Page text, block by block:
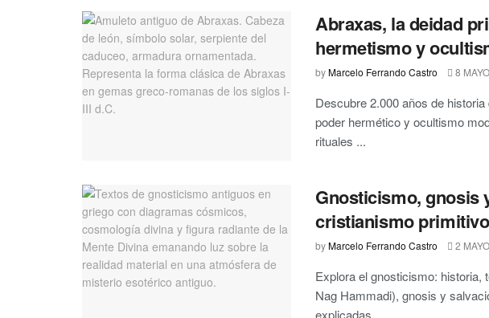
Abraxas, la deidad
hermetismo y
byMarcelo Ferrando Castro 8
Descubre 2.000 años de
poder hermético y ocultismo
rituales ...
Gnosticismo, gnosis
cristianismo primitivo
byMarcelo Ferrando Castro 2
Explora el gnosticismo: historia,
Nag Hammadi), gnosis y
explicadas.